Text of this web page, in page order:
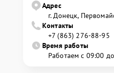
Адрес
г. Донецк,
Контакты
+7 (863) 276-88-95
Время работы
Работаем с 09:00